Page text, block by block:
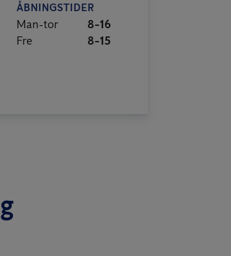
ÅBNINGSTIDER
Man-tor
8-16
Fre
8-15